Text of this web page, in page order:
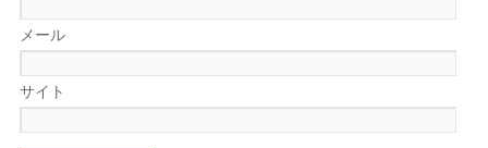
メール
サイト